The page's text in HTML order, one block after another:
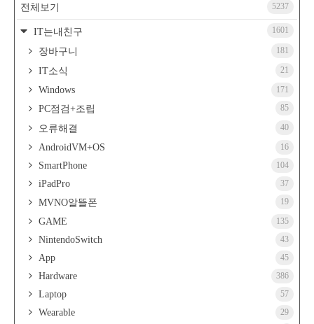
전체보기 5237
IT는내친구 1601
장바구니 181
IT소식 21
Windows 171
PC점검+조립 85
오류해결 40
AndroidVM+OS 16
SmartPhone 104
iPadPro 37
MVNO알뜰폰 19
GAME 135
NintendoSwitch 43
App 45
Hardware 386
Laptop 57
Wearable 29